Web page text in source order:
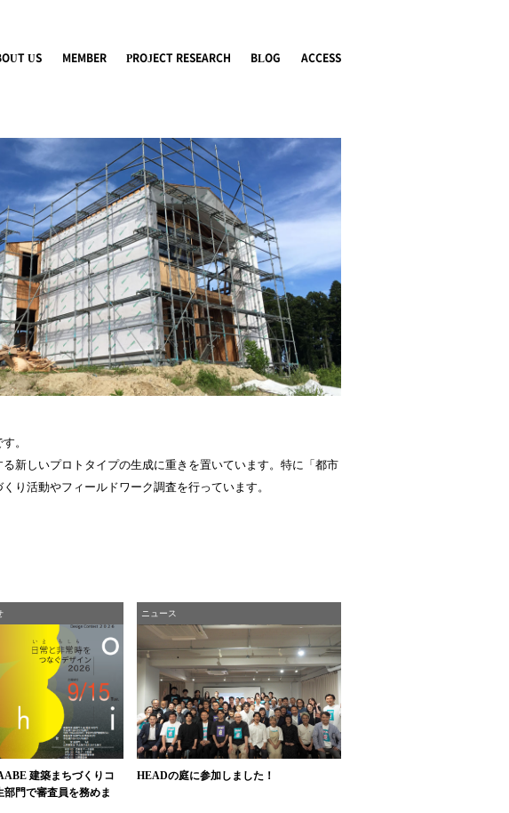
US MEMBER PROJECT RESEARCH BLOG ACCESS
。
新しいプロトタイプの生成に重きを置いています。特に「都市
り活動やフィールドワーク調査を行っています。
建築まちづくりコ
部門で審査員を務めま
ニュース
HEADの庭に参加しました！